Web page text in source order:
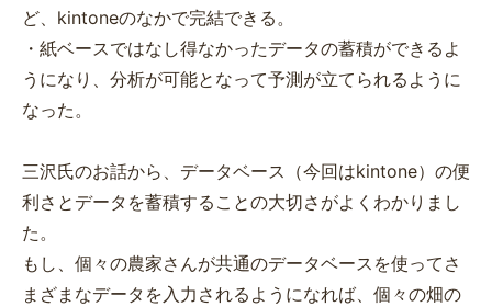
ど、kintoneのなかで完結できる。
・紙ベースではなし得なかったデータの蓄積ができるよ
うになり、分析が可能となって予測が立てられるように
なった。
三沢氏のお話から、データベース（今回はkintone）の便
利さとデータを蓄積することの大切さがよくわかりまし
た。
もし、個々の農家さんが共通のデータベースを使ってさ
まざまなデータを入力されるようになれば、個々の畑の